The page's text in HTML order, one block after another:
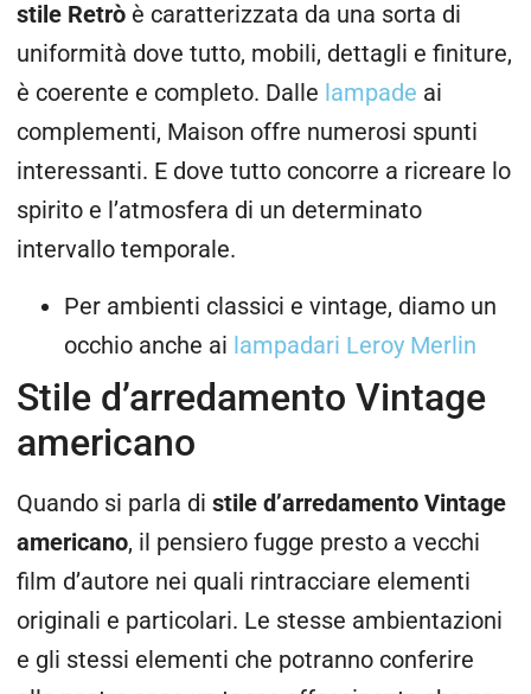
stile Retrò è caratterizzata da una sorta di
uniformità dove tutto, mobili, dettagli e finiture,
è coerente e completo. Dalle lampade ai
complementi, Maison offre numerosi spunti
interessanti. E dove tutto concorre a ricreare lo
spirito e l’atmosfera di un determinato
intervallo temporale.
Per ambienti classici e vintage, diamo un
occhio anche ai lampadari Leroy Merlin
Stile d’arredamento Vintage
americano
Quando si parla di stile d’arredamento Vintage
americano, il pensiero fugge presto a vecchi
film d’autore nei quali rintracciare elementi
originali e particolari. Le stesse ambientazioni
e gli stessi elementi che potranno conferire